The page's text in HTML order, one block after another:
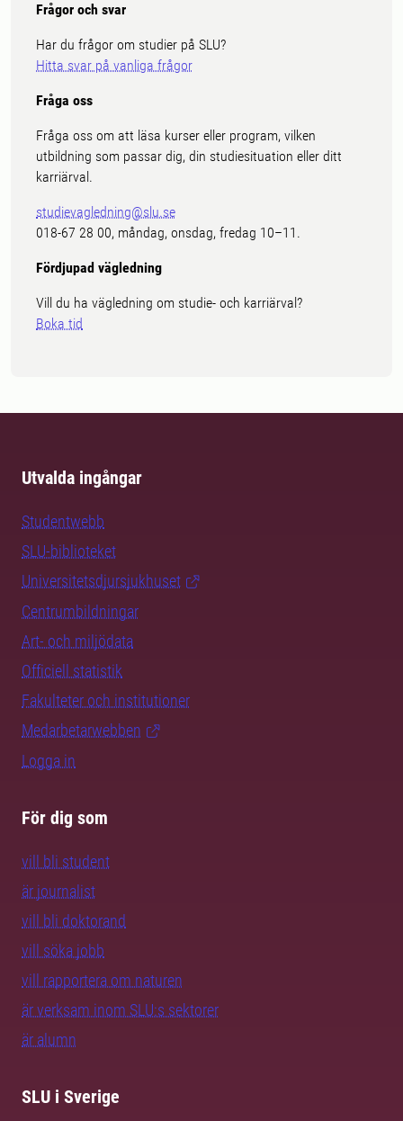
Frågor och svar
Har du frågor om studier på SLU?
Hitta svar på vanliga frågor
Fråga oss
Fråga oss om att läsa kurser eller program, vilken
utbildning som passar dig, din studiesituation eller ditt
karriärval.
studievagledning@slu.se
018-67 28 00, måndag, onsdag, fredag 10–11.
Fördjupad vägledning
Vill du ha vägledning om studie- och karriärval?
Boka tid
Utvalda ingångar
Studentwebb
SLU-biblioteket
Universitetsdjursjukhuset
Centrumbildningar
Art- och miljödata
Officiell statistik
Fakulteter och institutioner
Medarbetarwebben
Logga in
För dig som
vill bli student
är journalist
vill bli doktorand
vill söka jobb
vill rapportera om naturen
är verksam inom SLU:s sektorer
är alumn
SLU i Sverige